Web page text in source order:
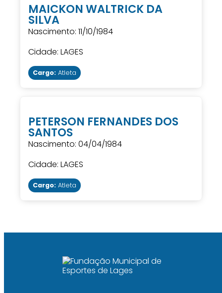
MAICKON WALTRICK DA
SILVA
Nascimento: 11/10/1984
Cidade: LAGES
Cargo: Atleta
PETERSON FERNANDES DOS
SANTOS
Nascimento: 04/04/1984
Cidade: LAGES
Cargo: Atleta